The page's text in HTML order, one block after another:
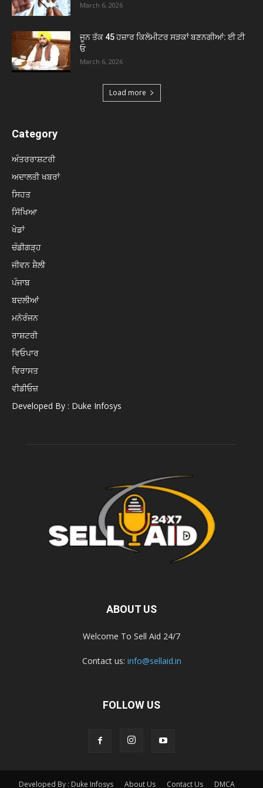
March 6, 2026
ਜੂਨ ਤੱਕ 45 ਹਜ਼ਾਰ ਕਿਲੋਮੀਟਰ ਸੜਕਾਂ ਬਣਨਗੀਆਂ: ਈ ਟੀ
ਓ
March 6, 2026
Load more
Category
ਅੰਤਰਰਾਸ਼ਟਰੀ
ਅਦਾਲਤੀ ਖਬਰਾਂ
ਸਿਹਤ
ਸਿੱਖਿਆ
ਖੇਡਾਂ
ਚੰਡੀਗੜ੍ਹ
ਜੀਵਨ ਸ਼ੈਲੀ
ਪੰਜਾਬ
ਬਦਲੀਆਂ
ਮਨੋਰੰਜਨ
ਰਾਸ਼ਟਰੀ
ਵਿਓਪਾਰ
ਵਿਰਾਸਤ
ਵੀਡੀਓਜ਼
Developed By : Duke Infosys
ABOUT US
Welcome To Sell Aid 24/7
Contact us: info@sellaid.in
FOLLOW US
Developed By : Duke Infosys About Us Contact Us DMCA